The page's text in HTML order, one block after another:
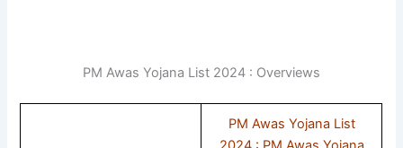
PM Awas Yojana List 2024 : Overviews
PM Awas Yojana List